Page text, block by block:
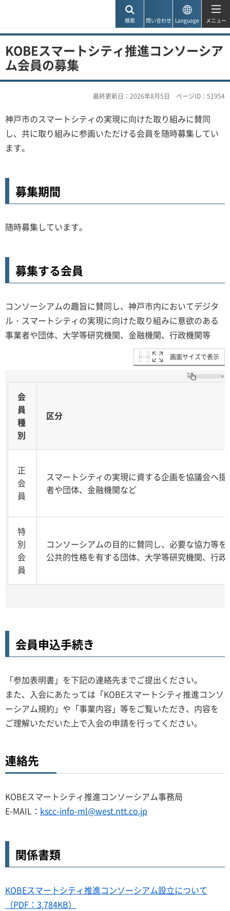
検索 問い合わせ Language メニュー
KOBEスマートシティ推進コンソーシア
ム会員の募集
最終更新日：2026年8月5日 ページID：51954
神戸市のスマートシティの実現に向けた取り組みに賛同
し、共に取り組みに参画いただける会員を随時募集してい
ます。
募集期間
随時募集しています。
募集する会員
コンソーシアムの趣旨に賛同し、神戸市内においてデジタ
ル・スマートシティの実現に向けた取り組みに意欲のある
事業者や団体、大学等研究機関、金融機関、行政機関等
画面サイズで表示
会
員
種
別
区分
正
会
員
スマートシティの実現に資する企画を協議会へ
者や団体、金融機関など
特
別
会
員
コンソーシアムの目的に賛同し、必要な協力等
公共的性格を有する団体、大学等研究機関、行政
会員申込手続き
「参加表明書」を下記の連絡先までご提出ください。
また、入会にあたっては「KOBEスマートシティ推進コンソ
ーシアム規約」や「事業内容」等をご覧いただき、内容を
ご理解いただいた上で入会の申請を行ってください。
連絡先
KOBEスマートシティ推進コンソーシアム事務局
E-MAIL： kscc-info-ml@west.ntt.co.jp
関係書類
KOBEスマートシティ推進コンソーシアム設立について
（PDF：3,784KB）